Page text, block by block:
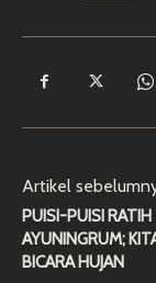
Artikel
PUISI-PUISI RATIH
AYUNINGRUM;
BICARA HUJAN